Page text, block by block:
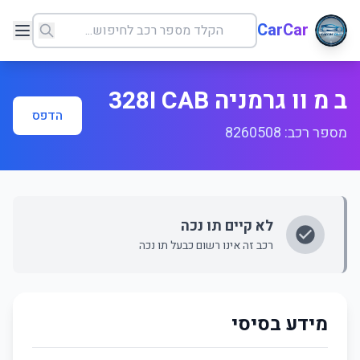
CarCar
ב מ וו גרמניה 328I CAB
מספר רכב: 8260508
הדפס
לא קיים תו נכה
רכב זה אינו רשום כבעל תו נכה
מידע בסיסי